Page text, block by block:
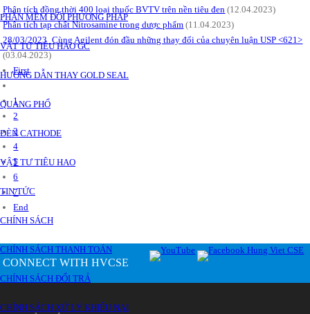
PHẦN MỀM ĐỔI PHƯƠNG PHÁP
VẬT TƯ TIÊU HAO GC
HƯỚNG DẪN THAY GOLD SEAL
QUANG PHỔ
ĐÈN CATHODE
VẬT TƯ TIÊU HAO
TIN TỨC
CHÍNH SÁCH
CHÍNH SÁCH THANH TOÁN
CHÍNH SÁCH ĐỔI TRẢ
CHÍNH SÁCH XỬ LÝ KHIẾU NẠI
Phân tích đồng thời 400 loại thuốc BVTV trên nền tiêu đen (12.04.2023)
Phân tích tạp chất Nitrosamine trong dược phẩm (11.04.2023)
28/03/2023_Cùng Agilent đón đầu những thay đổi của chuyên luận USP <621>
(03.04.2023)
First
1
2
3
4
5
6
7
End
CONNECT WITH HVCSE